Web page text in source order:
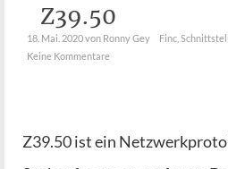
Z39.50
18. Mai. 2020von Ronny Gey Finc
Keine Kommentare
Z39.50 ist ein